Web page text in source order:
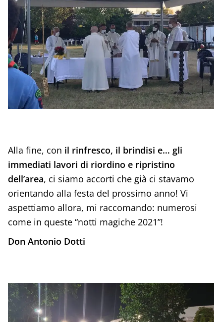
Alla fine, con il rinfresco, il brindisi e… gli
immediati lavori di riordino e ripristino
dell’area, ci siamo accorti che già ci stavamo
orientando alla festa del prossimo anno! Vi
aspettiamo allora, mi raccomando: numerosi
come in queste “notti magiche 2021”!
Don Antonio Dotti